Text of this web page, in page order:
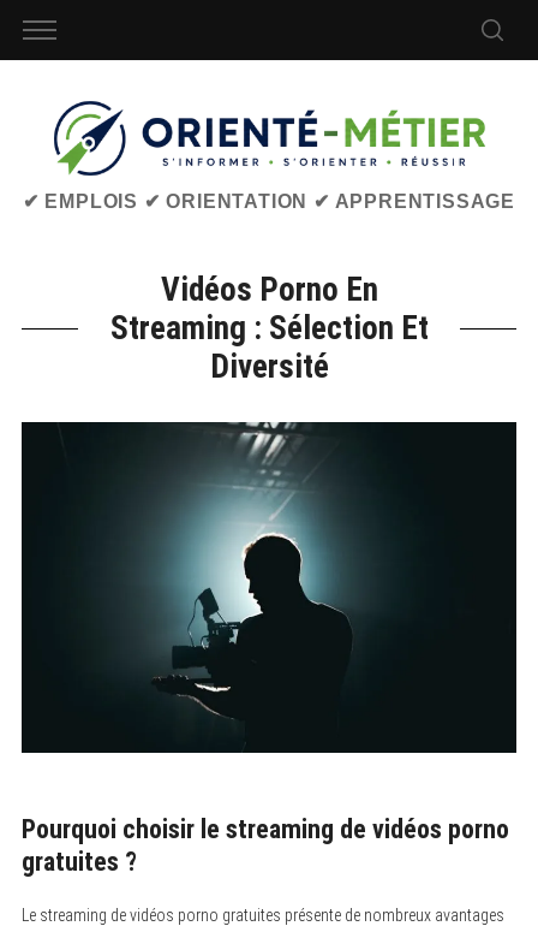
✔ EMPLOIS ✔ ORIENTATION ✔ APPRENTISSAGE
Vidéos Porno En
Streaming : Sélection Et
Diversité
Pourquoi choisir le streaming de vidéos porno
gratuites ?
Le streaming de vidéos porno gratuites présente de nombreux avantages